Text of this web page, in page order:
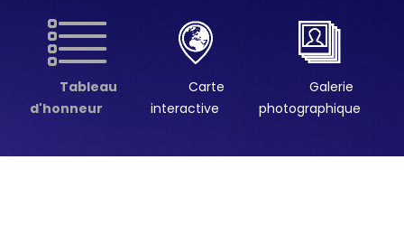
Tableau
d'honneur
Carte
interactive
Galerie
photographique